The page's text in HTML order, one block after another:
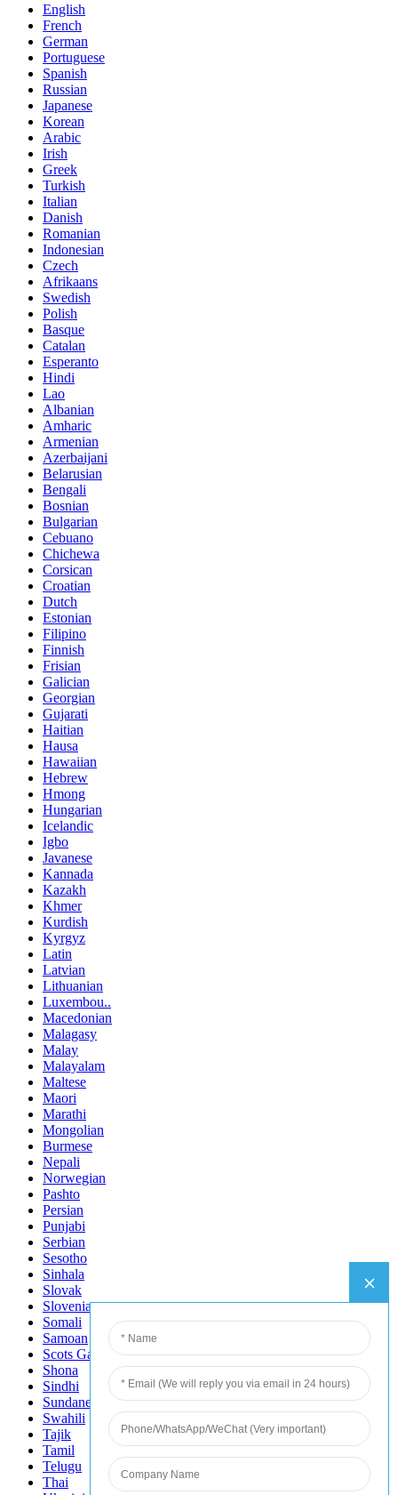
English
French
German
Portuguese
Spanish
Russian
Japanese
Korean
Arabic
Irish
Greek
Turkish
Italian
Danish
Romanian
Indonesian
Czech
Afrikaans
Swedish
Polish
Basque
Catalan
Esperanto
Hindi
Lao
Albanian
Amharic
Armenian
Azerbaijani
Belarusian
Bengali
Bosnian
Bulgarian
Cebuano
Chichewa
Corsican
Croatian
Dutch
Estonian
Filipino
Finnish
Frisian
Galician
Georgian
Gujarati
Haitian
Hausa
Hawaiian
Hebrew
Hmong
Hungarian
Icelandic
Igbo
Javanese
Kannada
Kazakh
Khmer
Kurdish
Kyrgyz
Latin
Latvian
Lithuanian
Luxembou..
Macedonian
Malagasy
Malay
Malayalam
Maltese
Maori
Marathi
Mongolian
Burmese
Nepali
Norwegian
Pashto
Persian
Punjabi
Serbian
Sesotho
Sinhala
Slovak
Slovenian
Somali
Samoan
Scots Gaelic
Shona
Sindhi
Sundanese
Swahili
Tajik
Tamil
Telugu
Thai